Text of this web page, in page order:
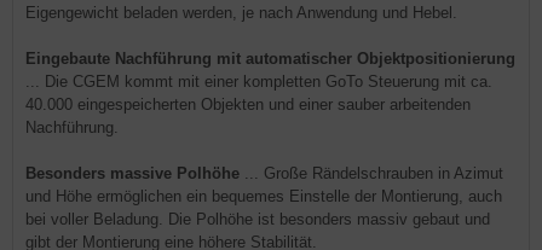
Eigengewicht beladen werden, je nach Anwendung und Hebel.
Eingebaute Nachführung mit automatischer Objektpositionierung
... Die CGEM kommt mit einer kompletten GoTo Steuerung mit ca.
40.000 eingespeicherten Objekten und einer sauber arbeitenden
Nachführung.
Besonders massive Polhöhe ... Große Rändelschrauben in Azimut
und Höhe ermöglichen ein bequemes Einstelle der Montierung, auch
bei voller Beladung. Die Polhöhe ist besonders massiv gebaut und
gibt der Montierung eine höhere Stabilität.